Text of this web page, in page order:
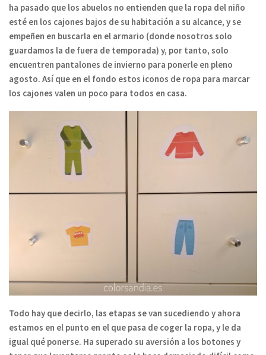
ha pasado que los abuelos no entienden que la ropa del niño
esté en los cajones bajos de su habitación a su alcance, y se
empeñen en buscarla en el armario (donde nosotros solo
guardamos la de fuera de temporada) y, por tanto, solo
encuentren pantalones de invierno para ponerle en pleno
agosto. Así que en el fondo estos iconos de ropa para marcar
los cajones valen un poco para todos en casa.
Todo hay que decirlo, las etapas se van sucediendo y ahora
estamos en el punto en el que pasa de coger la ropa, y le da
igual qué ponerse. Ha superado su aversión a los botones y